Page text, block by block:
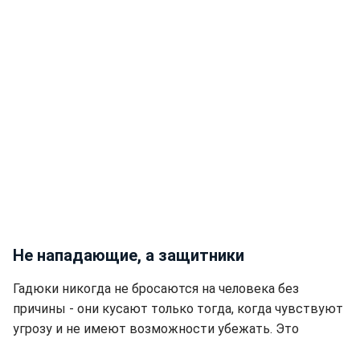
Не нападающие, а защитники
Гадюки никогда не бросаются на человека без
причины - они кусают только тогда, когда чувствуют
угрозу и не имеют возможности убежать. Это